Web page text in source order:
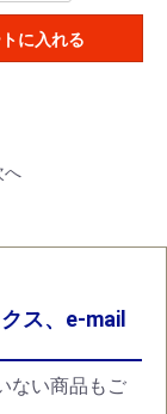
に入れる
へ
ス、e-mail
ない商品もご